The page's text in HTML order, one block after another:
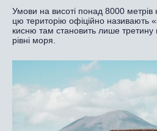
Умови на висоті понад 8000 метрів
цю територію офіційно називають
кисню там становить лише третину
рівні моря.